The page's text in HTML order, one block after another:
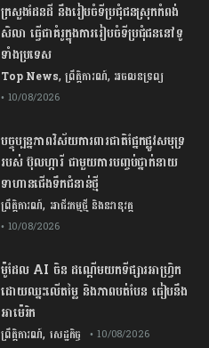
ក្រសួងដែនដី នឹងរៀបចំទីប្រជុំជនស្រុកកំពង់
សិលា ធ្វើជាគំរូក្នុងការរៀបចំទីប្រជុំជននៅទូ
ទាំងប្រទេស
Top News,ព្រឹត្តិការណ៍, អចលនទ្រព្យ
• 10/08/2026
​បច្ចុប្បន្នភាព​វិស័យការពារ​ជាតិ​ផ្នែកផ្លូវ​សមុទ្រ
របស់ ប៊ុលហ្ការី ​ជាមួយ​ការ​បញ្ចប់​ថ្នាក់​នាយ​
ទាហាន​ជើង​ទឹក​ជំនាន់ថ្មី​
ព្រឹត្តិការណ៍, អាជីវកម្មថ្មី និងនវានុវត្ត
• 10/08/2026
ម៉ូដែល​ ​AI​ ​ចិន ​ដណ្ដើម​យក​ទីផ្សារ​អាហ្វ្រិក ​
ដោយ​ឈ្នះ​លើ​តម្លៃ​ ​និង​ភាព​បត់បែន ​ធៀប​នឹង​
អាម៉េរិក​
ព្រឹត្តិការណ៍, សេដ្ឋកិច្ច • 10/08/2026